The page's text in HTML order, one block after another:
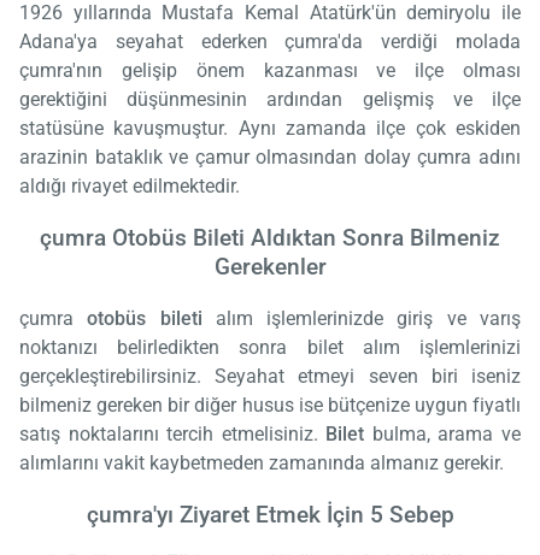
1926 yıllarında Mustafa Kemal Atatürk'ün demiryolu ile
Adana'ya seyahat ederken çumra'da verdiği molada
çumra'nın gelişip önem kazanması ve ilçe olması
gerektiğini düşünmesinin ardından gelişmiş ve ilçe
statüsüne kavuşmuştur. Aynı zamanda ilçe çok eskiden
arazinin bataklık ve çamur olmasından dolay çumra adını
aldığı rivayet edilmektedir.
çumra Otobüs Bileti Aldıktan Sonra Bilmeniz
Gerekenler
çumra otobüs bileti alım işlemlerinizde giriş ve varış
noktanızı belirledikten sonra bilet alım işlemlerinizi
gerçekleştirebilirsiniz. Seyahat etmeyi seven biri iseniz
bilmeniz gereken bir diğer husus ise bütçenize uygun fiyatlı
satış noktalarını tercih etmelisiniz. Bilet bulma, arama ve
alımlarını vakit kaybetmeden zamanında almanız gerekir.
çumra'yı Ziyaret Etmek İçin 5 Sebep